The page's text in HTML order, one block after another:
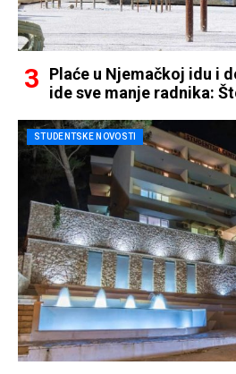
Plaće u Njemačkoj idu i
ide sve manje radnika:
STUDENTSKE NOVOSTI